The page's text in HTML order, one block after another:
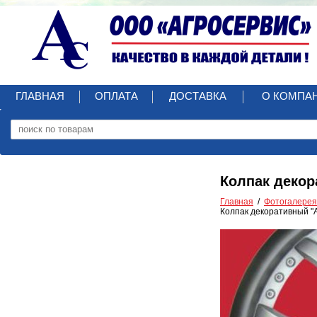
ГЛАВНАЯ ОПЛАТА ДОСТАВКА О
Колпак
Главная
Фотогалерея
Колпак декоративный